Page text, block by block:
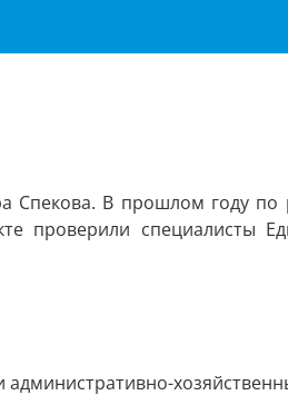
Спекова. В прошлом году
специалисты